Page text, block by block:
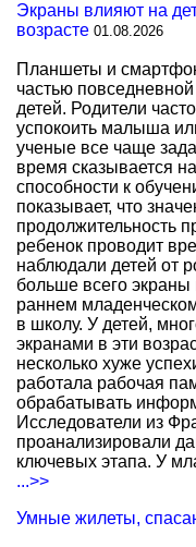
Экраны влияют на
возрасте 01.08.2026
Планшеты и
частью
детей. Родители
успокоить малыша
ученые все чаще
время сказывается
способности к
показывает, что
продолжительность
ребенок проводит
наблюдали детей от
больше всего
раннем
в школу. У детей,
экранами в эти
несколько хуже
работала рабочая
обрабатывать
Исследователи из
проанализировали
ключевых этапа. У
...>>
Умные жилеты,